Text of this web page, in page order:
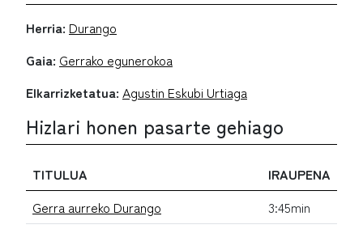
Herria: Durango
Gaia: Gerrako egunerokoa
Elkarrizketatua: Agustin Eskubi Urtiaga
Hizlari honen pasarte gehiago
TITULUA
IRAUPENA
Gerra aurreko Durango
3:45min